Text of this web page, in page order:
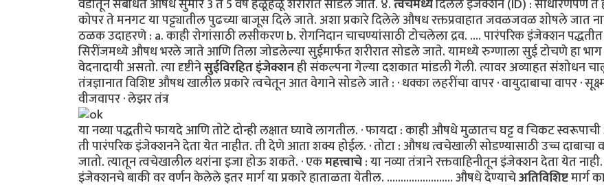
वडीतून संबंधित औषध सुमारे 3 ते 5 वर्षे हळूहळू शरीरात सोडले जाते. ४.त्वचेमध्येदिलेले इंजेक्शन (ID) : साधारणपणे ते
कोपर ते मनगट या पट्ट्यातील पुढच्या बाजूस दिले जाते. अशा प्रकारे दिलेले औषध रक्तप्रवाहात जवळजवळ शोषले जात
ठळक उदाहरणे : a. काही रोगांसाठी लसीकरण b. रोगनिदान चाचण्यांसाठी टोचलेला द्रव. …. पारंपरिक इंजेक्शन पद्धतीत
सिरींजमध्ये औषध भरले जाते आणि तिला जोडलेल्या सुईमार्फत शरीरात सोडले जाते. यामध्ये रुग्णाला सुई टोचणे हा भाग
वेदनादायी असतो. त्या दृष्टीनेसुईविरहित इंजेक्शनही संकल्पना गेल्या दशकात मांडली गेली. त्यावर अव्याहत संशोधन
तंत्रज्ञानात विशिष्ट औषध खालील प्रकारे त्वचेतून आत वेगाने सोडले जाते : · धक्का लहरींचा वापर · वायुदाबाचा वापर ·
वीजवापर · लेझर तंत्र
या नव्या पद्धतीचे फायदे आणि तोटे दोन्ही लक्षात घ्यावे लागतील. · फायदा : काही औषधे मुळातच घट्ट व चिकट
ती पारंपरिक इंजेक्शनने देता येत नाहीत. ती देणे आता शक्य होईल. · तोटा : औषध त्वचेखाली सोडण्यासाठी उच्च दाबाचा
जातो. त्यातून त्वचेखालील थरांना इजा होऊ शकते. · एकमहत्त्वाचे: या नव्या तंत्राने रक्तवाहिनीतून इंजेक्शन देता येत नाही.
इंजेक्शनचे बाकी वर वर्णन केलेले इतर मार्ग या प्रकारे हाताळता येतील. ........................ औषधे देण्याचेअतिविशिष्टमार्ग